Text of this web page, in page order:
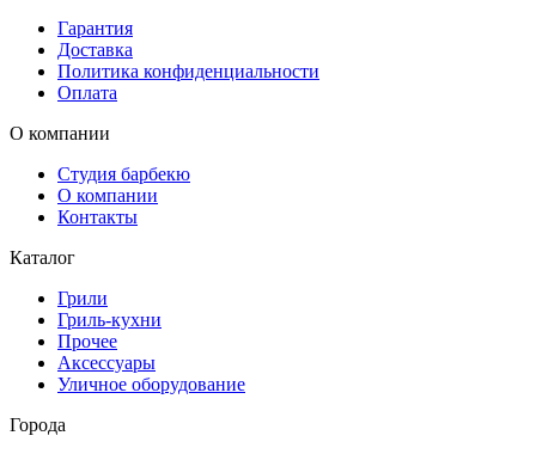
Гарантия
Доставка
Политика конфиденциальности
Оплата
О компании
Студия барбекю
О компании
Контакты
Каталог
Грили
Гриль-кухни
Прочее
Аксессуары
Уличное оборудование
Города